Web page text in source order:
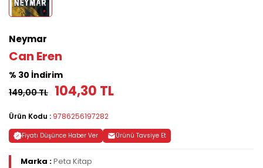
Neymar
Can Eren
% 30 İndirim
149,00 TL 104,30 TL
Ürün Kodu : 9786256197282
Fiyatı Düşünce Haber Ver Ürünü Tavsiye Et
Marka :Peta Kitap